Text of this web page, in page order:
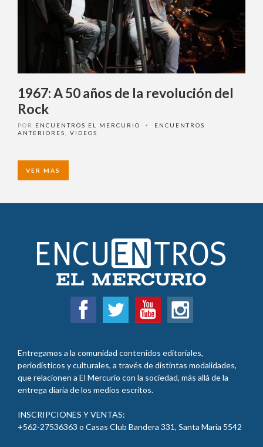
1967: A 50 años de la revolución del
Rock
POR ENCUENTROS EL MERCURIO •
ENCUENTROS
ANTERIORES
VIDEOS
VER MAS
Entregamos a la comunidad contenidos editoriales,
periodísticos y culturales, a través de distintas modalidades,
que relacionen a El Mercurio con la sociedad, más allá de la
entrega diaria de los medios escritos.
INSCRIPCIONES Y VENTAS:
+562-27536363 o Casas Club Bandera 331, Santa María 5542